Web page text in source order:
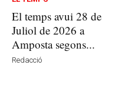
El temps avui 28 de
Juliol de 2026 a
Amposta segons...
Redacció